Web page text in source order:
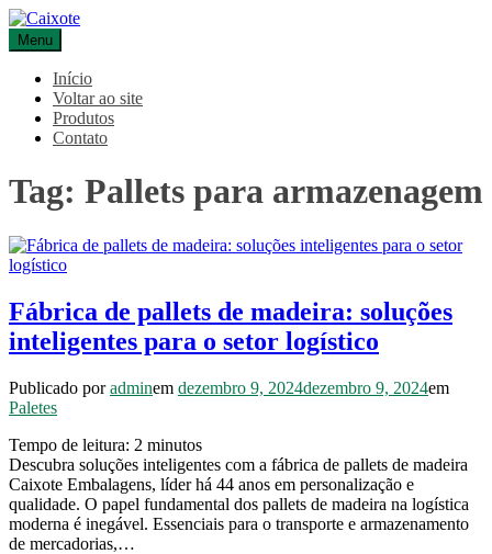
Pular
para
o
conteúdo
Caixote
Blog – Caixote
Menu
Início
Voltar ao site
Produtos
Contato
Tag: Pallets para armazenagem
Fábrica de pallets de madeira: soluções
inteligentes para o setor logístico
Publicado poradminem dezembro 9, 2024dezembro 9, 2024em
Paletes
Tempo de leitura: 2 minutos
Descubra soluções inteligentes com a fábrica de pallets de madeira
Caixote Embalagens, líder há 44 anos em personalização e
qualidade. O papel fundamental dos pallets de madeira na logística
moderna é inegável. Essenciais para o transporte e armazenamento
de mercadorias,…